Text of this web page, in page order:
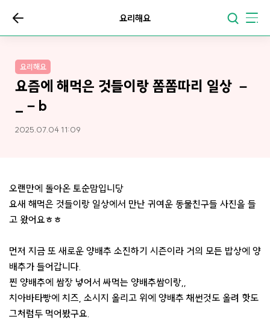
요리해요
요리해요
요즘에 해먹은 것들이랑 쫌쫌따리 일상 －
_－b
2025.07.04 11:09
오랜만에 돌아온 토순맘입니당
요새 해먹은 것들이랑 일상에서 만난 귀여운 동물친구들 사진을 들
고 왔어요ㅎㅎ
먼저 지금 또 새로운 양배추 소진하기 시즌이라 거의 모든 밥상에 양
배추가 들어갑니다.
찐 양배추에 쌈장 넣어서 싸먹는 양배추쌈이랑,,
치아바타빵에 치즈, 소시지 올리고 위에 양배추 채썬것도 올려 핫도
그처럼두 먹어봤구요.